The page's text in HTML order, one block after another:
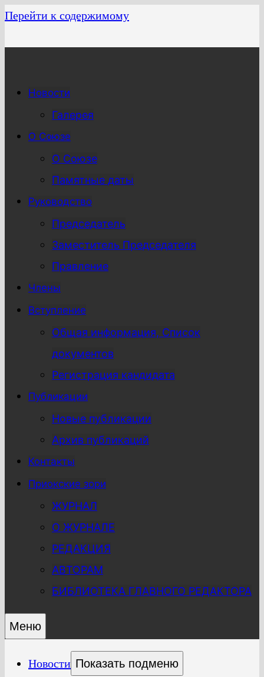
Перейти к содержимому
Новости
Галерея
О Союзе
О Союзе
Памятные даты
Руководство
Председатель
Заместитель Председателя
Правление
Члены
Вступление
Общая информация, Список
документов
Регистрация кандидата
Публикации
Новые публикации
Архив публикаций
Контакты
Приокские зори
ЖУРНАЛ
О ЖУРНАЛЕ
РЕДАКЦИЯ
АВТОРАМ
БИБЛИОТЕКА ГЛАВНОГО РЕДАКТОРА
Меню
Новости Показать подменю